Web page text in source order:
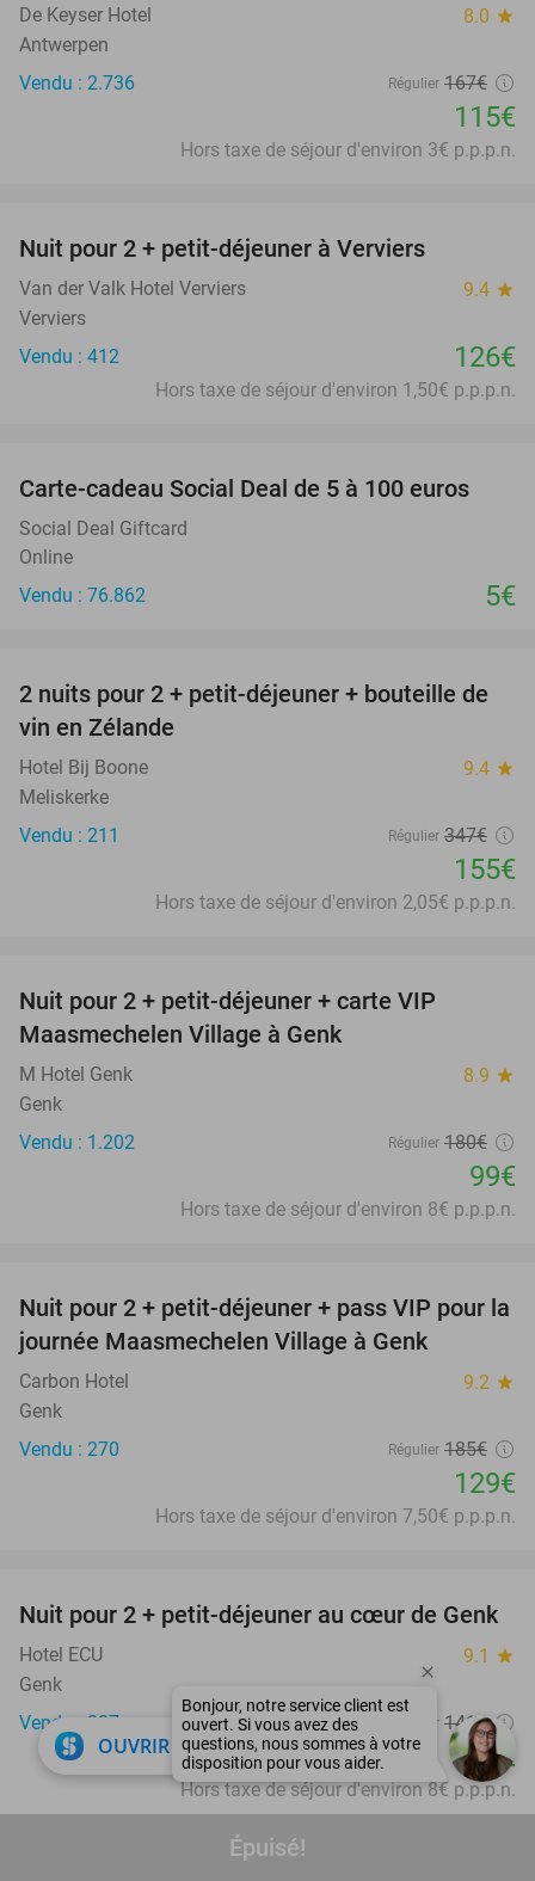
Épuisé!
De Keyser Hotel 8.0 star
Antwerpen
Vendu : 2.736
Régulier 167€
115€
Hors taxe de séjour d'environ 3€ p.p.p.n.
Nuit pour 2 + petit-déjeuner à Verviers
Van der Valk Hotel Verviers 9.4 star
Verviers
Vendu : 412
126€
Hors taxe de séjour d'environ 1,50€ p.p.p.n.
Carte-cadeau Social Deal de 5 à 100 euros
Social Deal Giftcard
Online
Vendu : 76.862
5€
55%
2 nuits pour 2 + petit-déjeuner + bouteille de
vin en Zélande
Hotel Bij Boone 9.4 star
Meliskerke
Vendu : 211
Régulier 347€
155€
Hors taxe de séjour d'environ 2,05€ p.p.p.n.
Nuit pour 2 + petit-déjeuner + carte VIP
Maasmechelen Village à Genk
M Hotel Genk 8.9 star
Genk
Vendu : 1.202
Régulier 180€
99€
Hors taxe de séjour d'environ 8€ p.p.p.n.
30%
Nuit pour 2 + petit-déjeuner + pass VIP pour la
journée Maasmechelen Village à Genk
Carbon Hotel 9.2 star
Genk
Vendu : 270
Régulier 185€
129€
Hors taxe de séjour d'environ 7,50€ p.p.p.n.
33%
Nuit pour 2 + petit-déjeuner au cœur de Genk
Hotel ECU 9.1 star
Genk
Vendu : 287
Régulier 141€
94€
Hors taxe de séjour d'environ 8€ p.p.p.n.
OUVRIR DANS L'APPLI close